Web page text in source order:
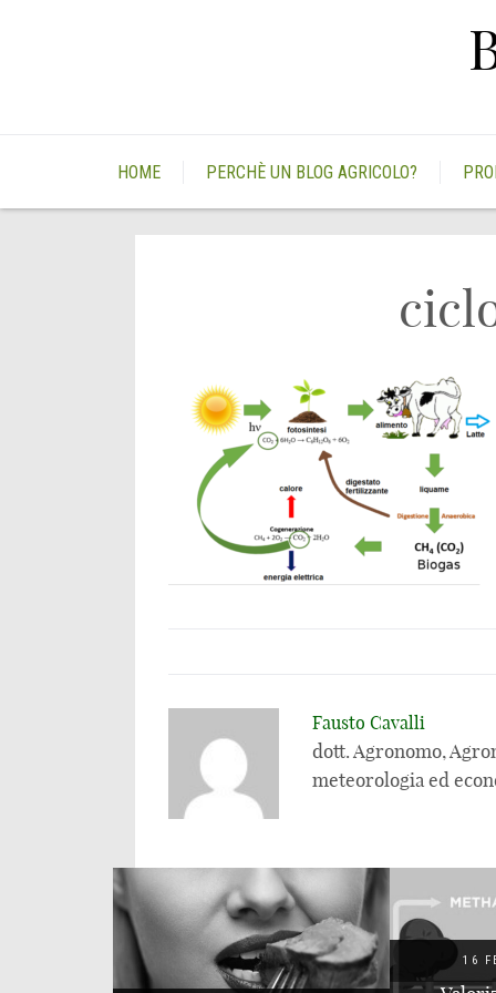
HOME PERCHÈ UN BLOG AGRICOLO?
Fausto Cavalli
dott. Agronomo,
meteorologia ed
16 FEBBRAIO 2020
16